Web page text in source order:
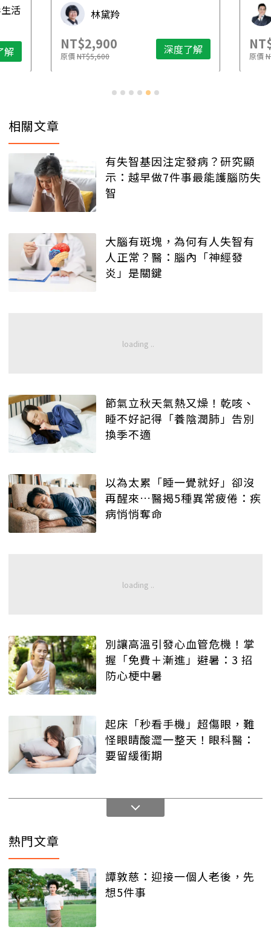
活
解
林黛羚
NT$2,900
原價NT$5,600 深度了解 原價
相關文章
有失智基因注定發病？研究顯
示：越早做7件事最能護腦防失
智
大腦有斑塊，為何有人失智有
人正常？醫：腦內「神經發
炎」是關鍵
節氣立秋天氣熱又燥！乾咳、
睡不好記得「養陰潤肺」告別
換季不適
以為太累「睡一覺就好」卻沒
再醒來…醫揭5種異常疲倦：疾
病悄悄奪命
別讓高溫引發心血管危機！掌
握「免費＋漸進」避暑：3 招
防心梗中暑
起床「秒看手機」超傷眼，難
怪眼睛酸澀一整天！眼科醫：
要留緩衝期
熱門文章
譚敦慈：迎接一個人老後，先
想5件事